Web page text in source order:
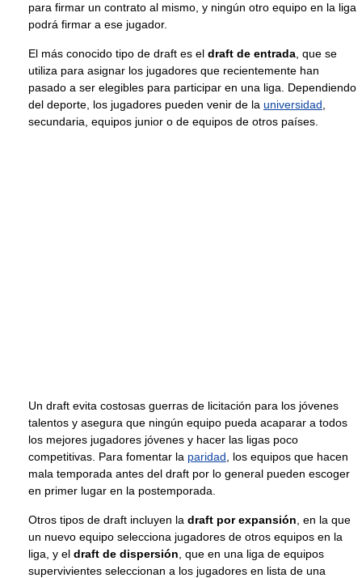
para firmar un contrato al mismo, y ningún otro equipo en la liga
podrá firmar a ese jugador.
El más conocido tipo de draft es el draft de entrada , que se
utiliza para asignar los jugadores que recientemente han
pasado a ser elegibles para participar en una liga. Dependiendo
del deporte, los jugadores pueden venir de la universidad
secundaria, equipos junior o de equipos de otros países.
Un draft evita costosas guerras de licitación para los jóvenes
talentos y asegura que ningún equipo pueda acaparar a todos
los mejores jugadores jóvenes y hacer las ligas poco
competitivas. Para fomentar la paridad , los equipos que hacen
mala temporada antes del draft por lo general pueden escoger
en primer lugar en la postemporada.
Otros tipos de draft incluyen la draft por expansión , en la que
un nuevo equipo selecciona jugadores de otros equipos en la
liga, y el draft de dispersión , que en una liga de equipos
supervivientes seleccionan a los jugadores en lista de una